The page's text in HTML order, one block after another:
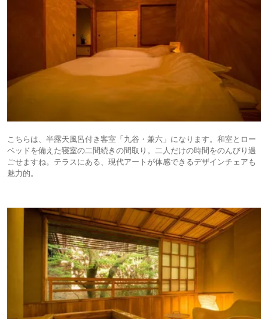
こちらは、半露天風呂付き客室「九谷・兼六」になります。和室とロー
ベッドを備えた寝室の二間続きの間取り。二人だけの時間をのんびり過
ごせますね。テラスにある、現代アートが体感できるデザインチェアも
魅力的。